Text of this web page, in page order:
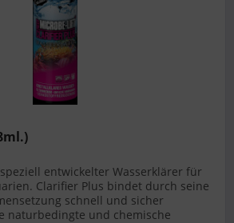
entwickelter Wasserklärer für
Clarifier Plus bindet durch seine
schnell und sicher
naturbedingte und chemische